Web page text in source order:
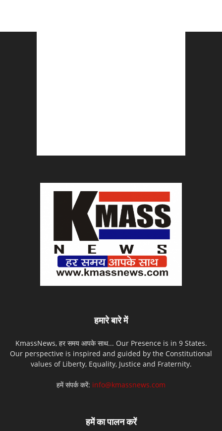
हमारे बारे में
KmassNews, हर समय आपके साथ... Our Presence is in 9 States.
Our perspective is inspired and guided by the Constitutional
values of Liberty, Equality, Justice and Fraternity.
हमें संपर्क करें: info@kmassnews.com
हमें का पालन करें